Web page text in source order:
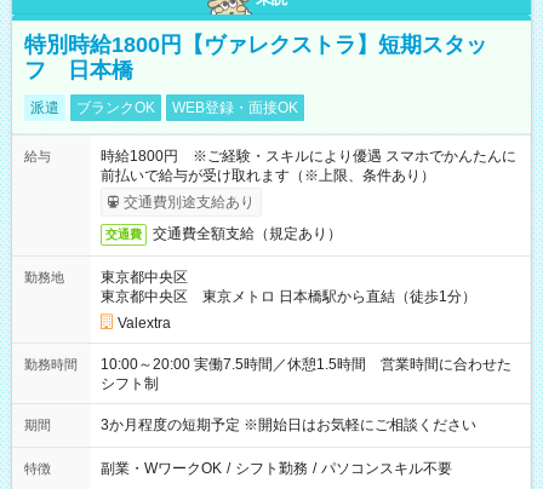
特別時給1800円【ヴァレクストラ】短期スタッ
フ 日本橋
派遣 ブランクOK WEB登録・面接OK
給与
時給1800円 ※ご経験・スキルにより優遇 スマホでかんたんに
前払いで給与が受け取れます（※上限、条件あり）
交通費別途支給あり
交通費 交通費全額支給（規定あり）
勤務地
東京都中央区
東京都中央区 東京メトロ 日本橋駅から直結（徒歩1分）
Valextra
勤務時間
10:00～20:00 実働7.5時間／休憩1.5時間 営業時間に合わせた
シフト制
期間 3か月程度の短期予定 ※開始日はお気軽にご相談ください
特徴 副業・WワークOK / シフト勤務 / パソコンスキル不要